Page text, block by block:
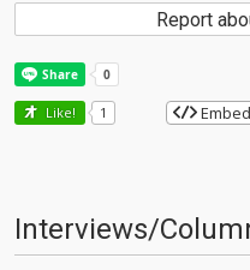
Report
Like! 1 Embed
Interviews/